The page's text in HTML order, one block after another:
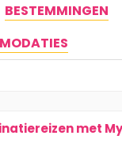
BESTEMMINGEN
met